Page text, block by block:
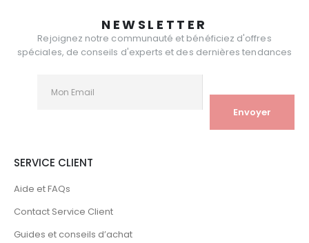
NEWSLETTER
Rejoignez notre communauté et bénéficiez d'offres
spéciales, de conseils d'experts et des dernières tendances
SERVICE CLIENT
Aide et FAQs
Contact Service Client
Guides et conseils d’achat